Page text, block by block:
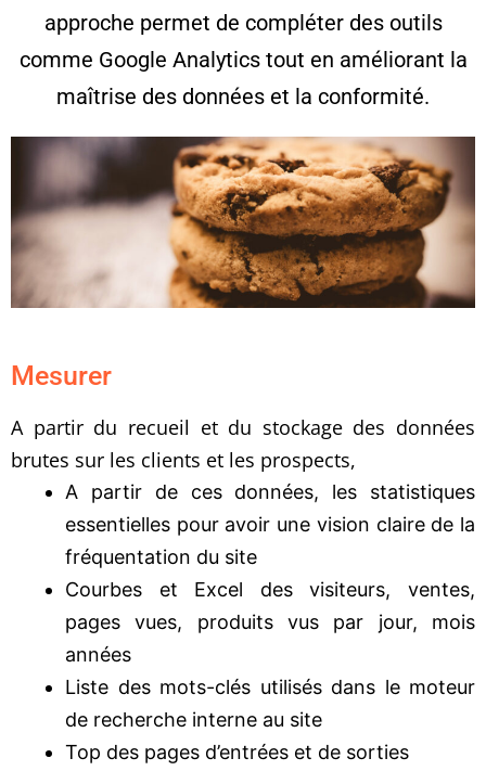
approche permet de compléter des outils
comme Google Analytics tout en améliorant la
maîtrise des données et la conformité.
Mesurer
A partir du recueil et du stockage des données
brutes sur les clients et les prospects,
A partir de ces données, les statistiques
essentielles pour avoir une vision claire de la
fréquentation du site
Courbes et Excel des visiteurs, ventes,
pages vues, produits vus par jour, mois
années
Liste des mots-clés utilisés dans le moteur
de recherche interne au site
Top des pages d’entrées et de sorties